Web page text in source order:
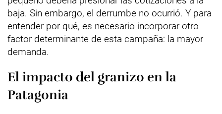
baja. Sin embargo, el derrumbe no ocurrió. Y para
entender por qué, es necesario incorporar otro
factor determinante de esta campaña: la mayor
demanda.
El impacto del granizo en la
Patagonia